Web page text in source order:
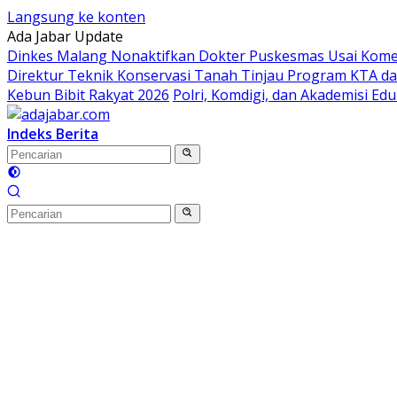
Langsung ke konten
Ada Jabar Update
Dinkes Malang Nonaktifkan Dokter Puskesmas Usai
Direktur Teknik Konservasi Tanah Tinjau Program KTA
Kebun Bibit Rakyat 2026 Polri, Komdigi, dan Akademisi
Indeks Berita